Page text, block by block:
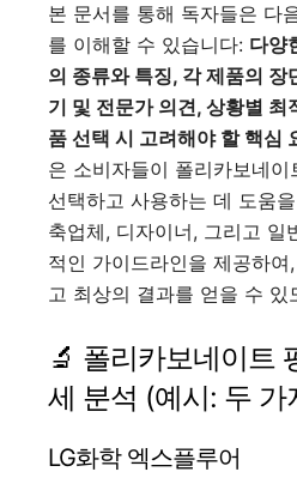
본 문서를 통해 독자들은 다
를 이해할 수 있습니다: 다양
의 종류와 특징, 각 제품의 장
기 및 전문가 의견, 상황별 최
품 선택 시 고려해야 할 핵심
은 소비자들이 폴리카보네
선택하고 사용하는 데 도움
축업체, 디자이너, 그리고 일
적인 가이드라인을 제공하
고 최상의 결과를 얻을 수 있
🔬 폴리카보네이트
세 분석 (예시: 두 가
LG화학 엑스플루어